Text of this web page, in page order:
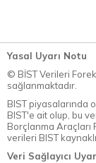
Yasal Uyarı Notu
© BİST Verileri
sağlanmaktadır.
BIST piyasalarında
BIST'e ait olup, bu
Borçlanma Araçları
verileri BIST
Veri Sağlayıcı